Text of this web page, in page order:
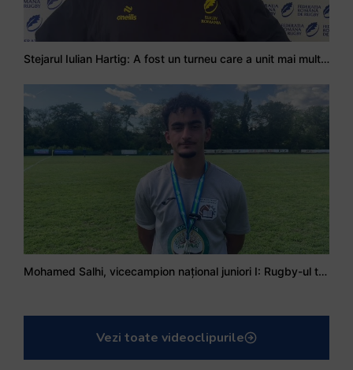
Stejarul Iulian Hartig: A fost un turneu care a unit mai mult echipa
Mohamed Salhi, vicecampion național juniori I: Rugby-ul te învață să accepți și înfrângerile
Vezi toate videoclipurile